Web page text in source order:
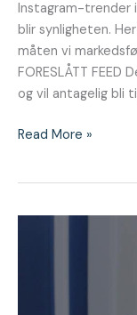
Instagram-trender
blir synligheten.
måten vi
FORESLÅTT
og vil antagelig bli
Read More »